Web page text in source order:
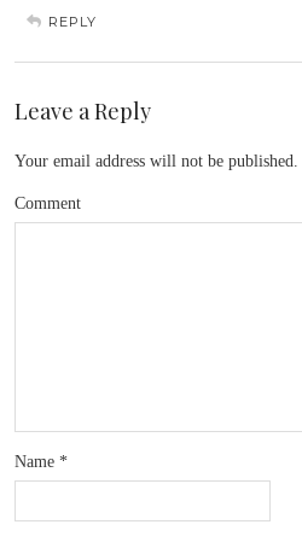
REPLY
Leave a Reply
Your email address will not be published.
Comment
Name *